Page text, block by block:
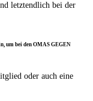
letzt­end­lich bei der
um bei den OMAS GEGEN
oder auch eine